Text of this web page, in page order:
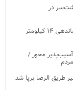
بخش دشت‌سر در
چالوس آماده جهشی تازه در مسیر توسعه/ از ساماندهی ۱۴ کیلومتر
محور /